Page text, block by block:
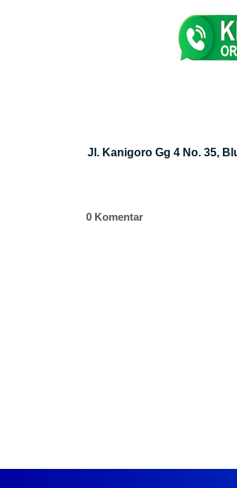
Jl. Kanigoro Gg 4 No. 35,
0 Komentar